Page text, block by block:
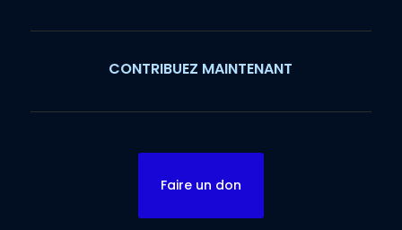
CONTRIBUEZ MAINTENANT
Faire un don